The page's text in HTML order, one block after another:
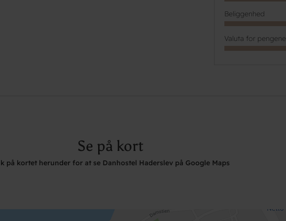
Beliggenhed
Valuta for pengene
Se på kort
på kortet herunder for at se Danhostel Haderslev på Google Maps